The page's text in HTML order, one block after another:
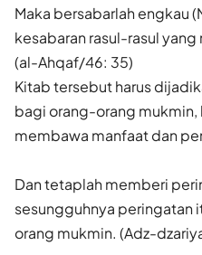
Maka bersabarlah engkau
kesabaran rasul-rasul
(al-Ahqaf/46: 35)
Kitab tersebut harus
bagi orang-orang mukmin,
membawa manfaat dan
Dan tetaplah memberi
sesungguhnya peringatan
orang mukmin. (Adz-